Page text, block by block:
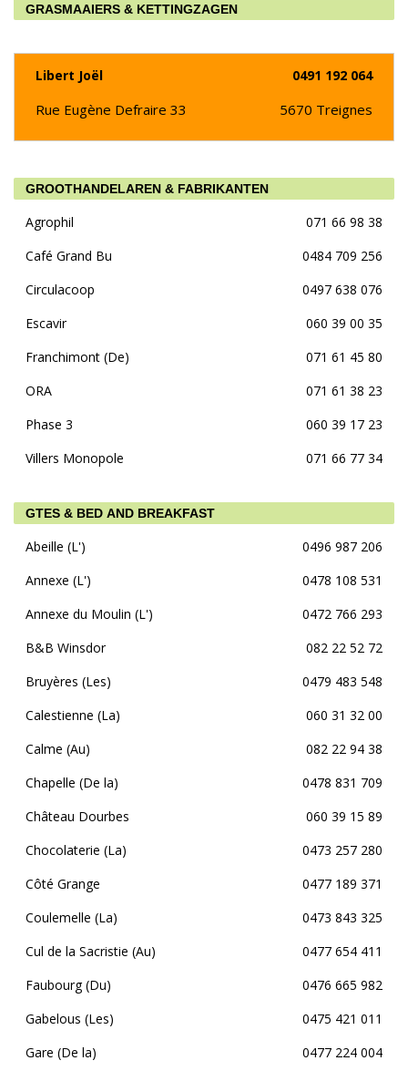
GRASMAAIERS & KETTINGZAGEN
Libert Joël 0491 192 064
Rue Eugène Defraire 33 5670 Treignes
GROOTHANDELAREN & FABRIKANTEN
Agrophil
071 66 98 38
Café Grand Bu
0484 709 256
Circulacoop
0497 638 076
Escavir
060 39 00 35
Franchimont (De)
071 61 45 80
ORA
071 61 38 23
Phase 3
060 39 17 23
Villers Monopole
071 66 77 34
GTES & BED AND BREAKFAST
Abeille (L')
0496 987 206
Annexe (L')
0478 108 531
Annexe du Moulin (L')
0472 766 293
B&B Winsdor
082 22 52 72
Bruyères (Les)
0479 483 548
Calestienne (La)
060 31 32 00
Calme (Au)
082 22 94 38
Chapelle (De la)
0478 831 709
Château Dourbes
060 39 15 89
Chocolaterie (La)
0473 257 280
Côté Grange
0477 189 371
Coulemelle (La)
0473 843 325
Cul de la Sacristie (Au)
0477 654 411
Faubourg (Du)
0476 665 982
Gabelous (Les)
0475 421 011
Gare (De la)
0477 224 004